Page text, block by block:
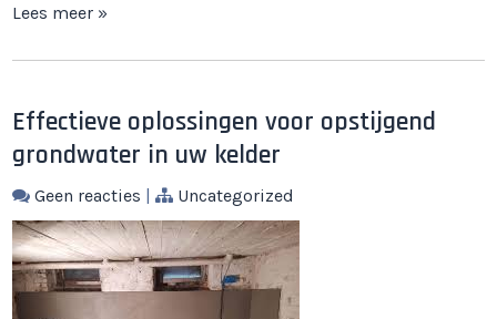
Lees meer »
Effectieve oplossingen voor opstijgend
grondwater in uw kelder
Geen reacties | Uncategorized